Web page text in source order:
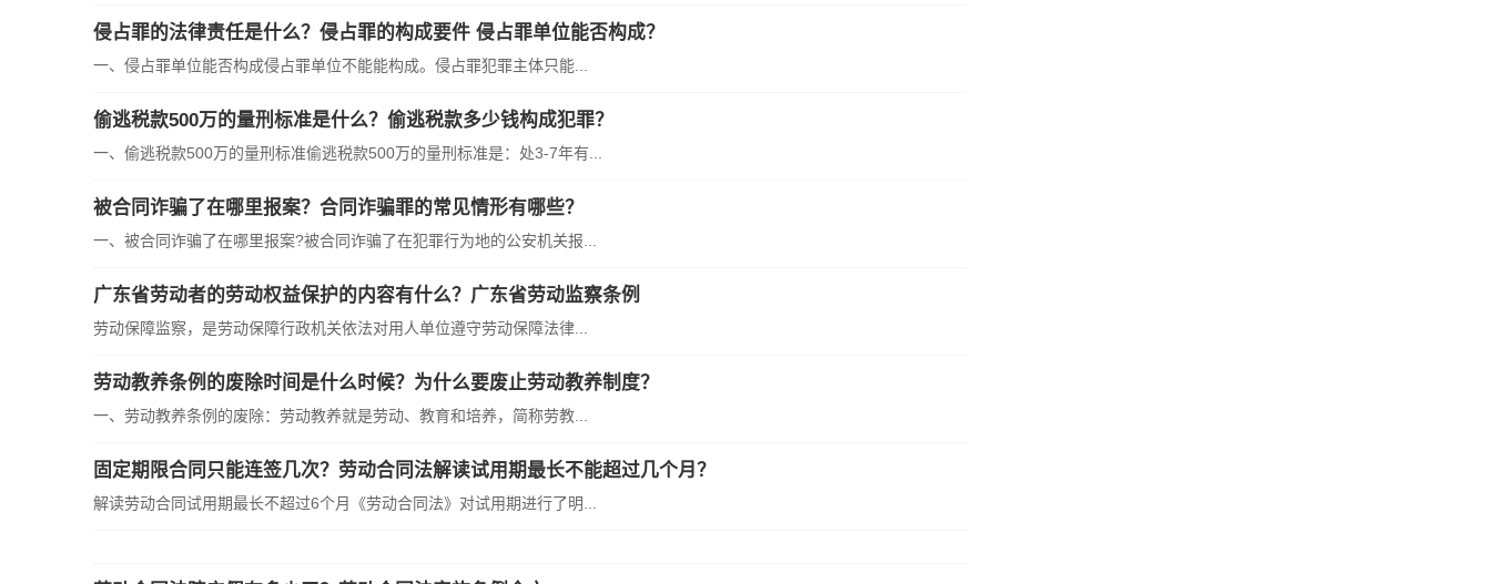
侵占罪的法律责任是什么？侵占罪的构成要件 侵占罪单位能否构成？
一、侵占罪单位能否构成侵占罪单位不能能构成。侵占罪犯罪主体只能...
偷逃税款500万的量刑标准是什么？偷逃税款多少钱构成犯罪？
一、偷逃税款500万的量刑标准偷逃税款500万的量刑标准是：处3-7年有...
被合同诈骗了在哪里报案？合同诈骗罪的常见情形有哪些？
一、被合同诈骗了在哪里报案?被合同诈骗了在犯罪行为地的公安机关报...
广东省劳动者的劳动权益保护的内容有什么？广东省劳动监察条例
劳动保障监察，是劳动保障行政机关依法对用人单位遵守劳动保障法律...
劳动教养条例的废除时间是什么时候？为什么要废止劳动教养制度？
一、劳动教养条例的废除：劳动教养就是劳动、教育和培养，简称劳教...
固定期限合同只能连签几次？劳动合同法解读试用期最长不能超过几个月？
解读劳动合同试用期最长不超过6个月《劳动合同法》对试用期进行了明...